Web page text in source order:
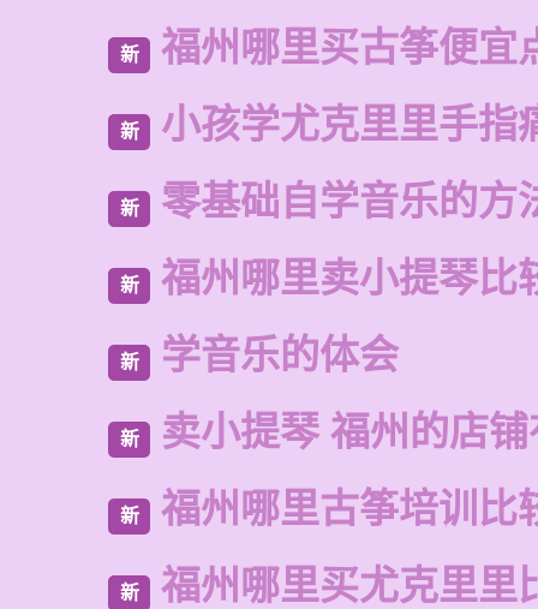
新 福州哪里买古筝便宜
新 小孩学尤克里里手指
新 零基础自学音乐的方
新 福州哪里卖小提琴比
新 学音乐的体会
新 卖小提琴 福州的店
新 福州哪里古筝培训比
新 福州哪里买尤克里里